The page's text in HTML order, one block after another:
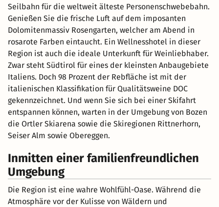
Seilbahn für die weltweit älteste Personenschwebebahn.
Genießen Sie die frische Luft auf dem imposanten
Dolomitenmassiv Rosengarten, welcher am Abend in
rosarote Farben eintaucht. Ein Wellnesshotel in dieser
Region ist auch die ideale Unterkunft für Weinliebhaber.
Zwar steht Südtirol für eines der kleinsten Anbaugebiete
Italiens. Doch 98 Prozent der Rebfläche ist mit der
italienischen Klassifikation für Qualitätsweine DOC
gekennzeichnet. Und wenn Sie sich bei einer Skifahrt
entspannen können, warten in der Umgebung von Bozen
die Ortler Skiarena sowie die Skiregionen Rittnerhorn,
Seiser Alm sowie Obereggen.
Inmitten einer familienfreundlichen
Umgebung
Die Region ist eine wahre Wohlfühl-Oase. Während die
Atmosphäre vor der Kulisse von Wäldern und